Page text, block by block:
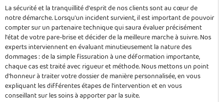
La sécurité et la tranquillité d'esprit de nos clients sont au cœur de
notre démarche. Lorsqu'un incident survient, il est important de pouvoir
compter sur un partenaire technique qui saura évaluer précisément
l'état de votre pare-brise et décider de la meilleure marche à suivre. Nos
experts interviennent en évaluant minutieusement la nature des
dommages : de la simple fissuration à une déformation importante,
chaque cas est traité avec rigueur et méthode. Nous mettons un point
d'honneur à traiter votre dossier de manière personnalisée, en vous
expliquant les différentes étapes de l'intervention et en vous
conseillant sur les soins à apporter par la suite.